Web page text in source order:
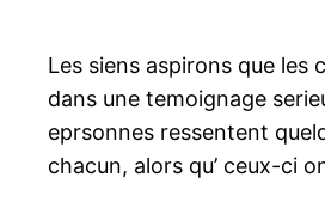
Les siens aspirons que les
dans une temoignage
eprsonnes ressentent
chacun, alors qu’ ceux-ci